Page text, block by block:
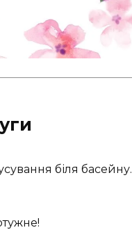
біля басейну.